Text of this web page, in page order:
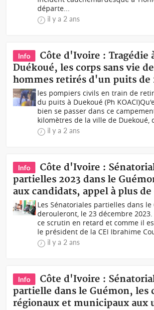
départe...
il y a 2 ans
Info
Côte d'Ivoire : Tragédie
Duékoué, les corps sans vie
hommes retirés d'un puits de
les pompiers civils en train de
du puits à Duekoué (Ph
bien se passer dans ce
kilomètres de la ville de Duekoué,
il y a 2 ans
Info
Côte d'Ivoire :
partielles 2023 dans le
aux candidats, appel à plus
Les Sénatoriales partielles dans le
derouleront, le 23 décembre
ce scrutin en retard et comme il
le président de la CEI Ibrahime
il y a 2 ans
Info
Côte d'Ivoire :
partielle dans le Guémon, les
régionaux et municipaux aux